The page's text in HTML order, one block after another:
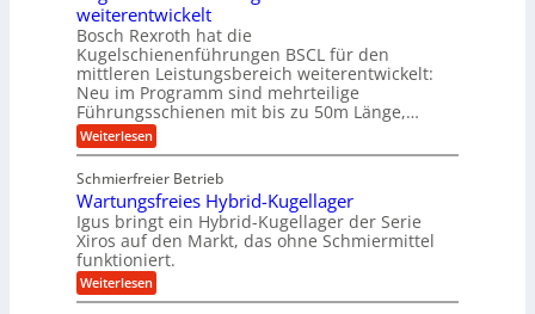
u
e
U
m
g
e
b
u
n
g
e
n
n
g
s
M
a
s
c
h
i
n
e
n
r
ä
z
i
s
e
H
u
b
e
w
e
g
u
n
g
e
u
t
o
m
o
t
i
v
e
n
d
M
a
s
c
h
i
t
a
l
e
r
W
e
r
k
z
e
u
g
k
r
e
i
s
weiterentwickelt
Bosch Rexroth hat die
Kugelschienenführungen BSCL für den
mittleren Leistungsbereich weiterentwickelt:
Neu im Programm sind mehrteilige
Führungsschienen mit bis zu 50m Länge,…
Weiterlesen:
K
g
e
l
s
c
h
i
e
Schmierfreier Betrieb
Wartungsfreies Hybrid-Kugellager
Igus bringt ein Hybrid-Kugellager der Serie
Xiros auf den Markt, das ohne Schmiermittel
funktioniert.
Weiterlesen:
W